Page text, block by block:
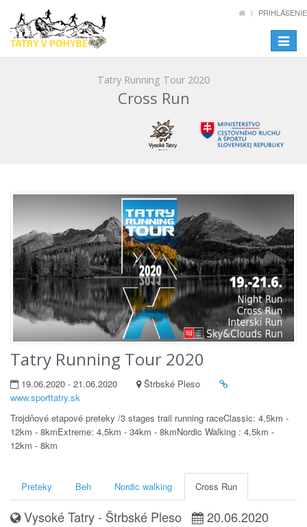
PRIHLÁSENIE
Toggle
Tatry Running Tour 2020
Cross Run
Tatry Running Tour 2020
19.06.2020 - 21.06.2020
Štrbské Pleso
www.sporttatry.sk
Trojdňové etapové preteky /3 stages trail running raceClassic: 4,5km -
12km - 8kmExtreme: 4,5km - 34km - 8kmNordic Walking : 4,5km -
12km - 8km
Preteky Beh Nordic walking Cross Run
Vysoké Tatry - Štrbské Pleso
20.06.2020